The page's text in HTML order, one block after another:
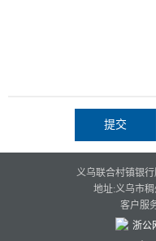
义乌联合村镇银
地址:义乌市
客户服
浙公